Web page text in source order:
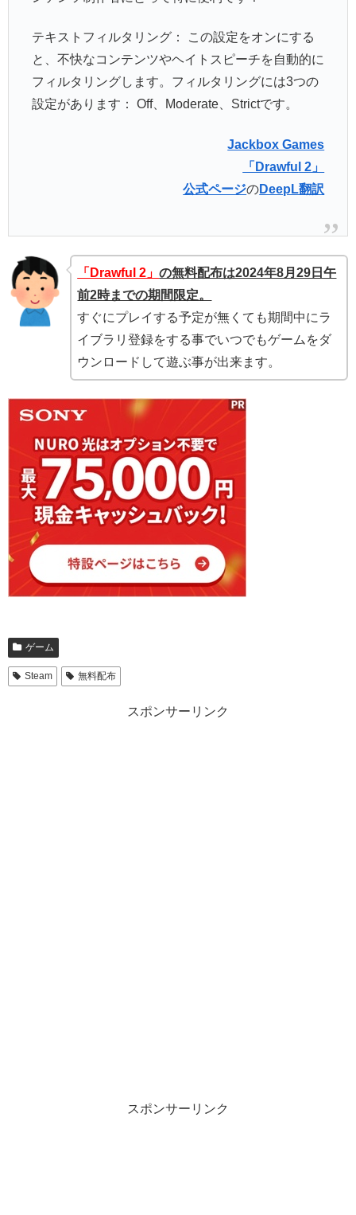
テキストフィルタリング： この設定をオンにする
と、不快なコンテンツやヘイトスピーチを自動的に
フィルタリングします。フィルタリングには3つの
設定があります： Off、Moderate、Strictです。
Jackbox Games
「Drawful 2」
公式ページのDeepL翻訳
「Drawful 2」の無料配布は2024年8月29日午
前2時までの期間限定。
すぐにプレイする予定が無くても期間中にラ
イブラリ登録をする事でいつでもゲームをダ
ウンロードして遊ぶ事が出来ます。
ゲーム
Steam 無料配布
スポンサーリンク
スポンサーリンク